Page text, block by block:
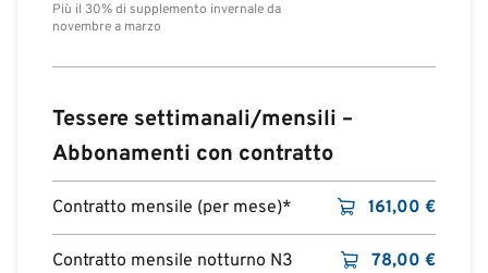
Più il 30% di supplemento invernale da
novembre a marzo
Tessere settimanali/mensili –
Abbonamenti con contratto
Contratto mensile (per mese)* 161,00 €
Contratto mensile notturno N3
78,00 €